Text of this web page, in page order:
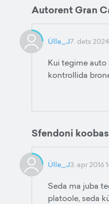
Autorent Gran
Ülle_J7. dets
Kui tegime
kontrollida
Sfendoni
Ülle_J3. apr 2016
Seda ma juba
platoole, seda